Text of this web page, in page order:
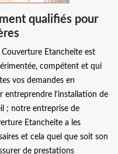
qualifiés pour
Etancheite est
compétent et qui
vos demandes en
entreprendre l’installation de
; notre entreprise de
Etancheite a les
et cela quel que soit son
de prestations